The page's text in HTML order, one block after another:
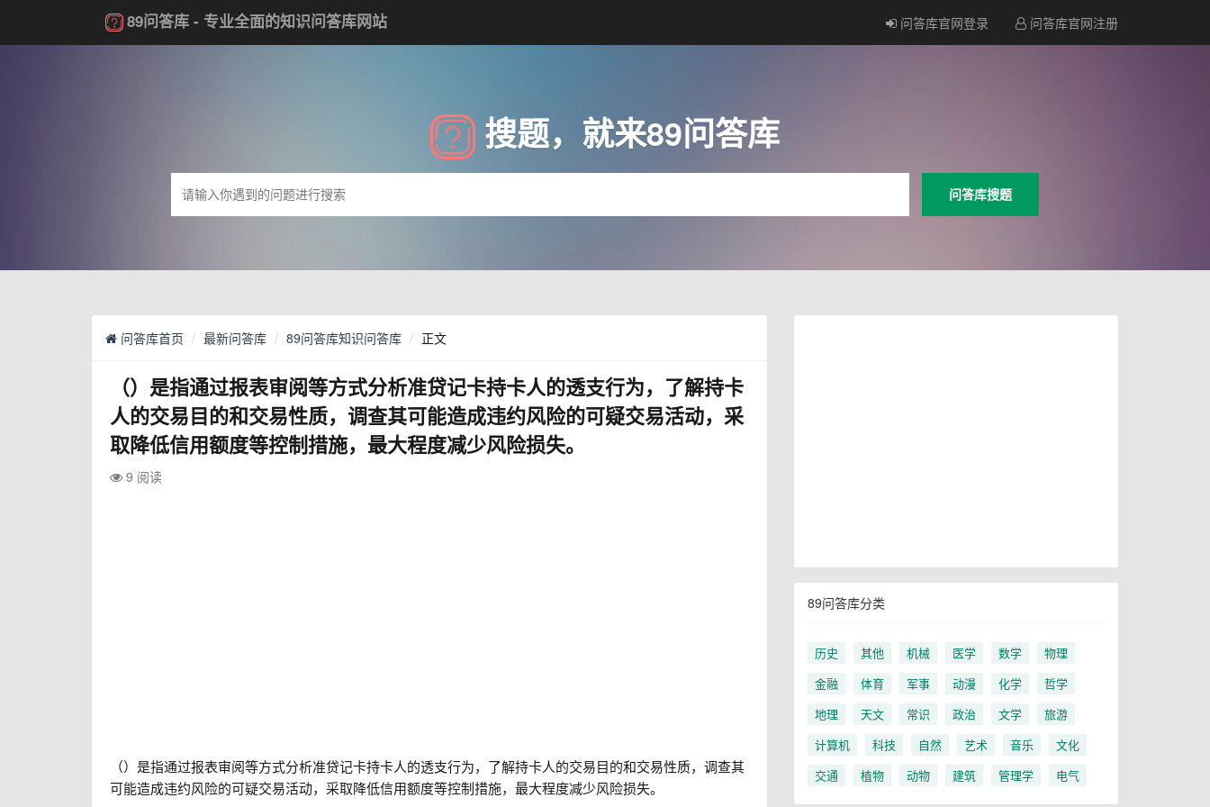
89问答库 - 专业全面的知识问答库网站 问答库官网登录 问答库官网注册
搜题，就来89问答库
问答库搜题
问答库首页 最新问答库 89问答库知识问答库 正文
（）是指通过报表审阅等方式分析准贷记卡持卡人的透支行为，了解持卡
人的交易目的和交易性质，调查其可能造成违约风险的可疑交易活动，采
取降低信用额度等控制措施，最大程度减少风险损失。
9 阅读
（）是指通过报表审阅等方式分析准贷记卡持卡人的透支行为，了解持卡人的交易目的和交易性质，调查其
可能造成违约风险的可疑交易活动，采取降低信用额度等控制措施，最大程度减少风险损失。
89问答库分类
历史 其他 机械 医学 数学
物理
金融
体育 军事 动漫 化学
哲学
地理
天文 常识 政治 文学
旅游
计算机
科技 自然 艺术 音乐
文化
交通
植物 动物 建筑 管理学 电气